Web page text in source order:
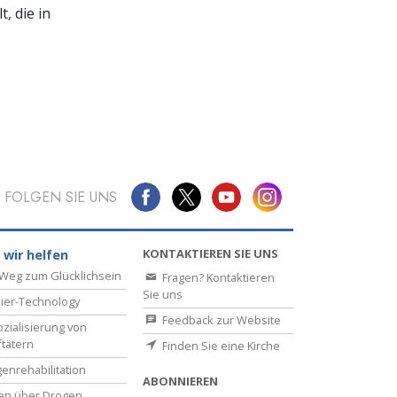
die in
FOLGEN SIE UNS
wir helfen
zum Glücklichsein
Technology
von
KONTAKTIEREN SIE UNS
Fragen? Kontaktieren
Sie uns
Feedback zur Website
Finden Sie eine Kirche
ABONNIEREN